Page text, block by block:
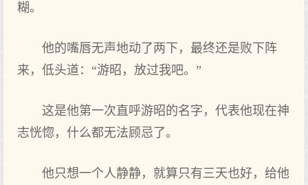
糊。
他的嘴唇无声地动了两下，最终还是败下阵
来，低头道：“游昭，放过我吧。”
这是他第一次直呼游昭的名字，代表他现在神
志恍惚，什么都无法顾忌了。
他只想一个人静静，就算只有三天也好，给他